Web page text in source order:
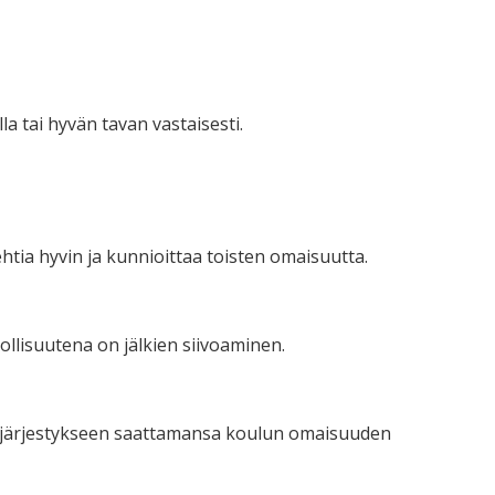
tai hyvän tavan vastaisesti.
hyvin ja kunnioittaa toisten omaisuutta.
on jälkien siivoaminen.
saattamansa koulun omaisuuden